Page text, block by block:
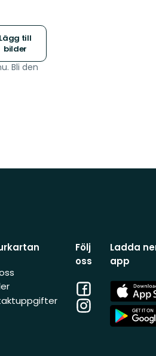
Lägg till
bilder
Bli den
Följ
oss
Facebook
Instagram
Ladda
app
App
Store
App
Store